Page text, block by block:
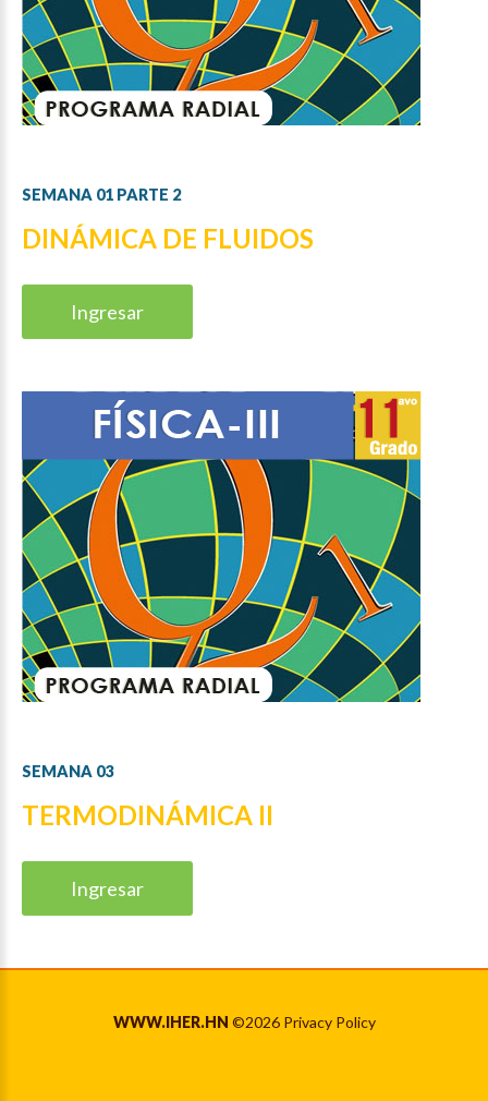
SEMANA 01 PARTE 2
DINÁMICA DE FLUIDOS
Ingresar
SEMANA 03
TERMODINÁMICA II
Ingresar
WWW.IHER.HN ©2026 Privacy Policy